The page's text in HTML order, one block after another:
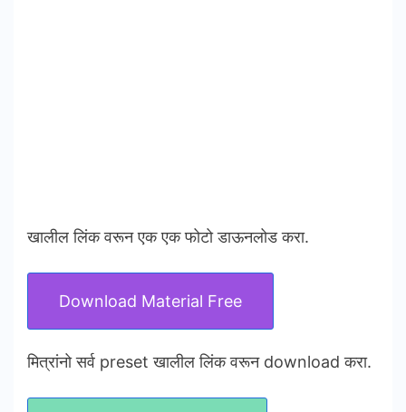
खालील लिंक वरून एक एक फोटो डाऊनलोड करा.
Download Material Free
मित्रांनो सर्व preset खालील लिंक वरून download करा.